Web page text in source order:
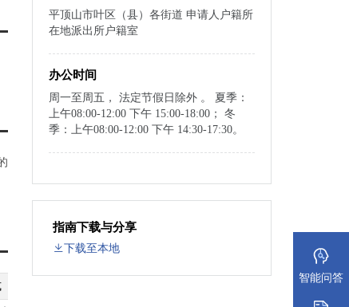
材料依据
平顶山市叶区（县）各街道 申请人户籍所
在地派出所户籍室
办公时间
周一至周五， 法定节假日除外 。 夏季：
上午08:00-12:00 下午 15:00-18:00； 冬
季：上午08:00-12:00 下午 14:30-17:30。
指南下载与分享
下载至本地
智能问答